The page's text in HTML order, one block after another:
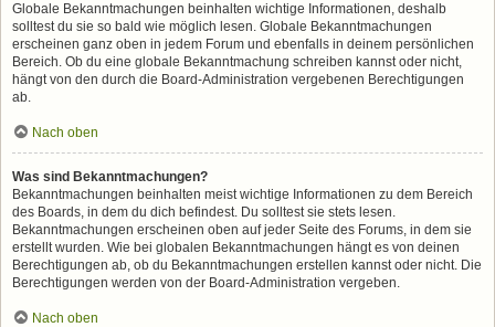
Globale Bekanntmachungen beinhalten wichtige Informationen, deshalb
solltest du sie so bald wie möglich lesen. Globale Bekanntmachungen
erscheinen ganz oben in jedem Forum und ebenfalls in deinem persönlichen
Bereich. Ob du eine globale Bekanntmachung schreiben kannst oder nicht,
hängt von den durch die Board-Administration vergebenen Berechtigungen
ab.
Nach oben
Was sind Bekanntmachungen?
Bekanntmachungen beinhalten meist wichtige Informationen zu dem Bereich
des Boards, in dem du dich befindest. Du solltest sie stets lesen.
Bekanntmachungen erscheinen oben auf jeder Seite des Forums, in dem sie
erstellt wurden. Wie bei globalen Bekanntmachungen hängt es von deinen
Berechtigungen ab, ob du Bekanntmachungen erstellen kannst oder nicht. Die
Berechtigungen werden von der Board-Administration vergeben.
Nach oben